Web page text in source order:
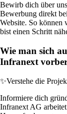
Bewirb dich über
Bewerbung direkt
Website. So können
bist einen Schritt
Wie man sich
Infranext
✨Verstehe die
Informiere dich
Infranext AG